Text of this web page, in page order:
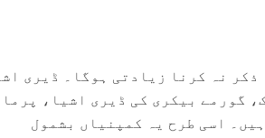
نہ کرنا زیادتی ہوگا۔ ڈیری
گورمے بیکری کی ڈیری اشیا،
اسی طرح یہ کمپنیاں بشمول